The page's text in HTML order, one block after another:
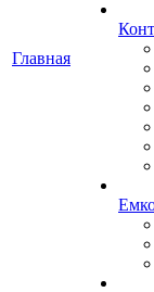
Главная